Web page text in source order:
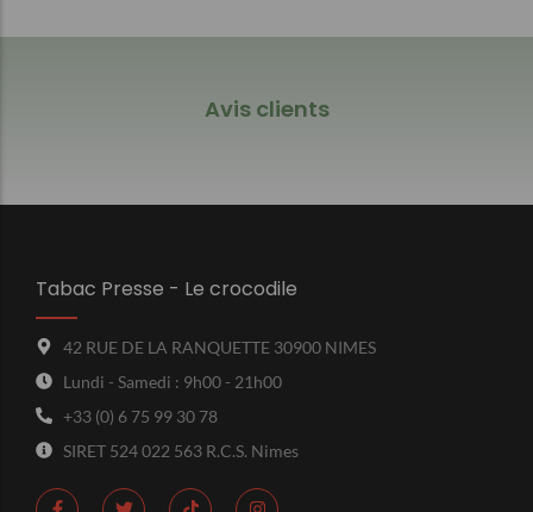
Avis clients
Tabac Presse - Le crocodile
42 RUE DE LA RANQUETTE 30900 NIMES
Lundi - Samedi : 9h00 - 21h00
+33 (0) 6 75 99 30 78
SIRET 524 022 563 R.C.S. Nimes